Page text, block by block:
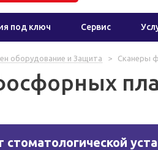
под ключ Сервис
оборудование и Защита > Сканеры